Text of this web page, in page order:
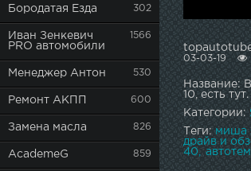
Бородатая Езда 302
Иван Зенкевич
PRO автомобили
1566
Менеджер Антон 530
Ремонт АКПП 600
Замена масла 826
AcademeG 859
03-03-19
Название:
10, есть
Категории:
Теги: миша
драйв и
40